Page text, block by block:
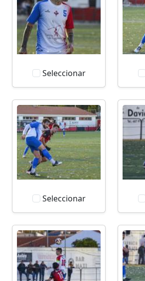
Seleccionar
Seleccionar